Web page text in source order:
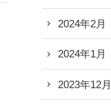
2024年2月
2024年1月
2023年12月